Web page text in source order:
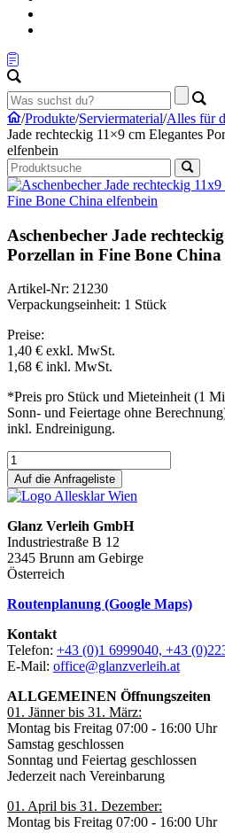
/Produkte/Serviermaterial/Alles für
Jade rechteckig 11×9 cm Elegantes
elfenbein
Aschenbecher Jade
Porzellan in Fine Bone China
Artikel-Nr: 21230
Verpackungseinheit: 1 Stück
Preise:
1,40 € exkl. MwSt.
1,68 € inkl. MwSt.
*Preis pro Stück und Mieteinheit (1
Sonn- und Feiertage ohne
inkl. Endreinigung.
Auf die Anfrageliste
Glanz Verleih GmbH
Industriestraße B 12
2345 Brunn am Gebirge
Österreich
Routenplanung (Google Maps)
Kontakt
Telefon: +43 (0)1 6999040, +43
E-Mail: office@glanzverleih.at
ALLGEMEINEN Öffnungszeiten
01. Jänner bis 31. März:
Montag bis Freitag 07:00 - 16:00 Uhr
Samstag geschlossen
Sonntag und Feiertag geschlossen
Jederzeit nach Vereinbarung
01. April bis 31. Dezember:
Montag bis Freitag 07:00 - 16:00 Uhr